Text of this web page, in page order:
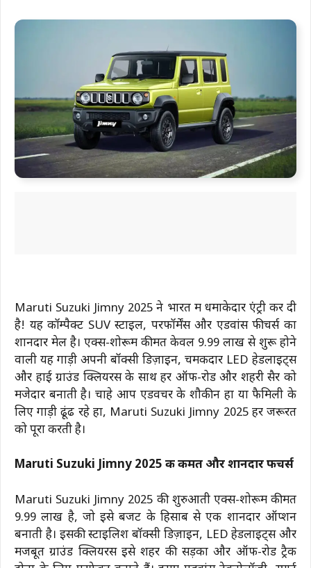
Maruti Suzuki Jimny 2025 ने भारत में धमाकेदार एंट्री कर दी
है! यह कॉम्पैक्ट SUV स्टाइल, परफॉर्मेंस और एडवांस फीचर्स का
शानदार मेल है। एक्स-शोरूम कीमत केवल ₹9.99 लाख से शुरू होने
वाली यह गाड़ी अपनी बॉक्सी डिज़ाइन, चमकदार LED हेडलाइट्स
और हाई ग्राउंड क्लियरेंस के साथ हर ऑफ-रोड और शहरी सैर को
मजेदार बनाती है। चाहे आप एडवेंचर के शौकीन हों या फैमिली के
लिए गाड़ी ढूंढ रहे हों, Maruti Suzuki Jimny 2025 हर जरूरत
को पूरा करती है।
Maruti Suzuki Jimny 2025 की कीमत और शानदार फीचर्स
Maruti Suzuki Jimny 2025 की शुरुआती एक्स-शोरूम कीमत
₹9.99 लाख है, जो इसे बजट के हिसाब से एक शानदार ऑप्शन
बनाती है। इसकी स्टाइलिश बॉक्सी डिज़ाइन, LED हेडलाइट्स और
मजबूत ग्राउंड क्लियरेंस इसे शहर की सड़कों और ऑफ-रोड ट्रैक